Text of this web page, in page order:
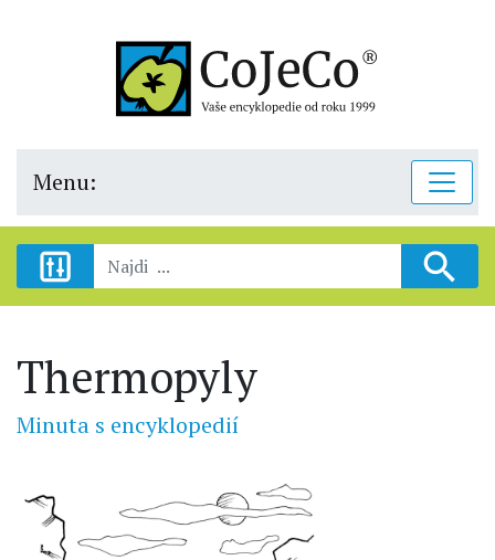
Menu:
Thermopyly
Minuta s encyklopedií